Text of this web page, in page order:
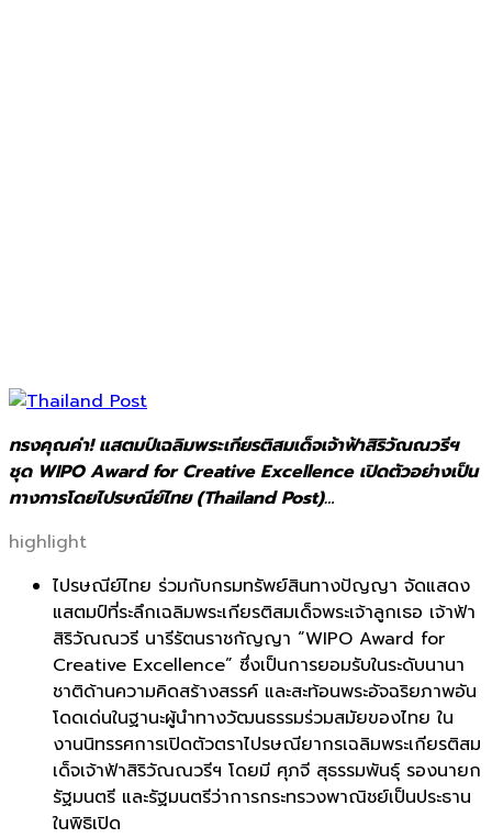
ทรงคุณค่า! แสตมป์เฉลิมพระเกียรติสมเด็จเจ้าฟ้าสิริวัณณวรีฯ
ชุด WIPO Award for Creative Excellence เปิดตัวอย่างเป็น
ทางการโดยไปรษณีย์ไทย (Thailand Post)…
highlight
ไปรษณีย์ไทย ร่วมกับกรมทรัพย์สินทางปัญญา จัดแสดง
แสตมป์ที่ระลึกเฉลิมพระเกียรติสมเด็จพระเจ้าลูกเธอ เจ้าฟ้า
สิริวัณณวรี นารีรัตนราชกัญญา “WIPO Award for
Creative Excellence” ซึ่งเป็นการยอมรับในระดับนานา
ชาติด้านความคิดสร้างสรรค์ และสะท้อนพระอัจฉริยภาพอัน
โดดเด่นในฐานะผู้นำทางวัฒนธรรมร่วมสมัยของไทย ใน
งานนิทรรศการเปิดตัวตราไปรษณียากรเฉลิมพระเกียรติสม
เด็จเจ้าฟ้าสิริวัณณวรีฯ โดยมี ศุภจี สุธรรมพันธุ์ รองนายก
รัฐมนตรี และรัฐมนตรีว่าการกระทรวงพาณิชย์เป็นประธาน
ในพิธิเปิด